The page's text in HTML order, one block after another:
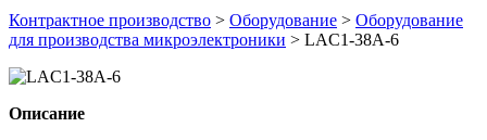
Контрактное производство > Оборудование > Оборудование
для производства микроэлектроники > LAC1-38A-6
Описание